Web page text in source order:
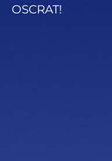
OSCRAT!